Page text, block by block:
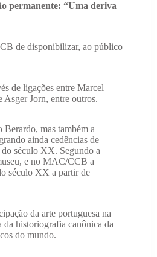
permanente: “Uma deriva
de disponibilizar, ao público
de ligações entre Marcel
Jorn, entre outros.
mas também a
ainda cedências de
do século XX. Segundo a
e no MAC/CCB a
século XX a partir de
da arte portuguesa na
da historiografia canônica da
do mundo.